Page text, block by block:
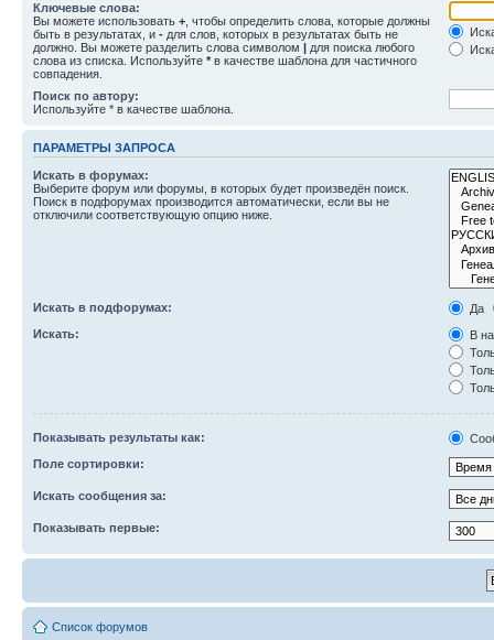
Ключевые слова:
Вы можете использовать + , чтобы определить слова, которые должны
быть в результатах, и - для слов, которых в результатах быть не
должно. Вы можете разделить слова символом | для поиска любого
слова из списка. Используйте * в качестве шаблона для частичного
совпадения.
Поиск по автору:
Используйте * в качестве шаблона.
ПАРАМЕТРЫ ЗАПРОСА
Искать в форумах:
Выберите форум или форумы, в которых будет произведён поиск.
Поиск в подфорумах производится автоматически, если вы не
отключили соответствующую опцию ниже.
Искать в подфорумах:
Да
Искать:
В
Показывать результаты как:
Поле сортировки:
Искать сообщения за:
Показывать первые:
Список форумов